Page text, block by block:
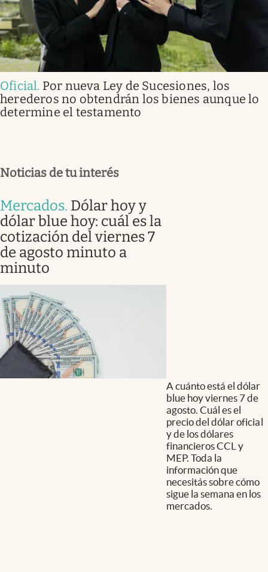
Oficial. Por nueva Ley de Sucesiones, los
herederos no obtendrán los bienes aunque lo
determine el testamento
Noticias de tu interés
Mercados. Dólar hoy y
dólar blue hoy: cuál es la
cotización del viernes 7
de agosto minuto a
minuto
A cuánto está el dólar
blue hoy viernes 7 de
agosto. Cuál es el
precio del dólar oficial
y de los dólares
financieros CCL y
MEP. Toda la
información que
necesitás sobre cómo
sigue la semana en los
mercados.